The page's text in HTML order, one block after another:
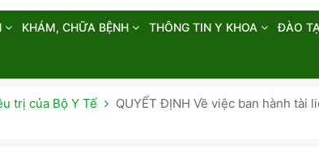
KHÁM, CHỮA BỆNH THÔNG TIN Y KHOA ĐÀO
trị của Bộ Y Tế
QUYẾT ĐỊNH Về việc ban hành tài